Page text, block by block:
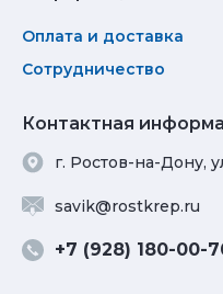
Оплата и доставка
Сотрудничество
Контактная
г. Ростов-на-Дону,
savik@rostkrep.ru
+7 (928) 180-00-